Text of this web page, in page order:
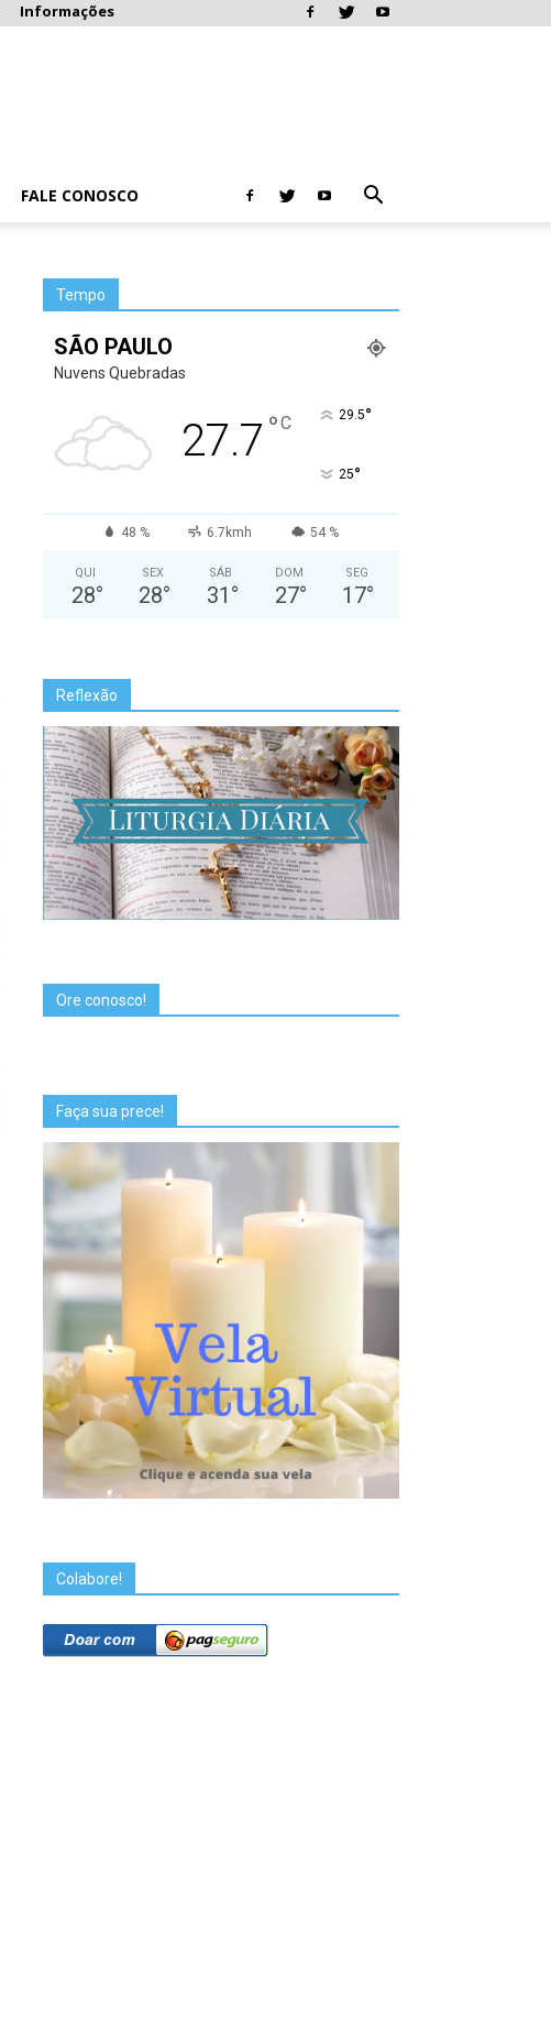
Informações
FALE CONOSCO
Tempo
SÃO PAULO
Nuvens Quebradas
27.7 °C 29.5°
25°
48 % 6.7kmh 54 %
QUI
28°
SEX
28°
SÁB
31 °
DOM
27°
SEG
17°
Reflexão
Ore conosco!
Faça sua prece!
Colabore!